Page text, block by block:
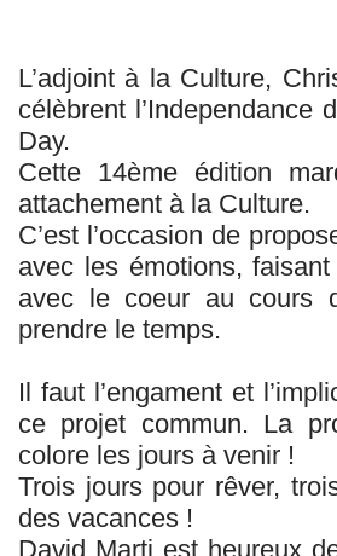
L’adjoint à la Culture,
célèbrent l’Independance
Day.
Cette 14ème édition
attachement à la Culture.
C’est l’occasion de
avec les émotions,
avec le coeur au cours
prendre le temps.
Il faut l’engament et
ce projet commun. La
colore les jours à venir !
Trois jours pour rêver,
des vacances !
David Marti est heureux